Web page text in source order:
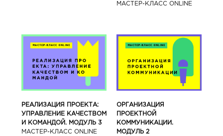
МАСТЕР-КЛАСС ONLINE
РЕАЛИЗАЦИЯ ПРОЕКТА:
УПРАВЛЕНИЕ КАЧЕСТВОМ
И КОМАНДОЙ. МОДУЛЬ 3
МАСТЕР-КЛАСС ONLINE
ОРГАНИЗАЦИЯ
ПРОЕКТНОЙ
КОММУНИКАЦИИ.
МОДУЛЬ 2